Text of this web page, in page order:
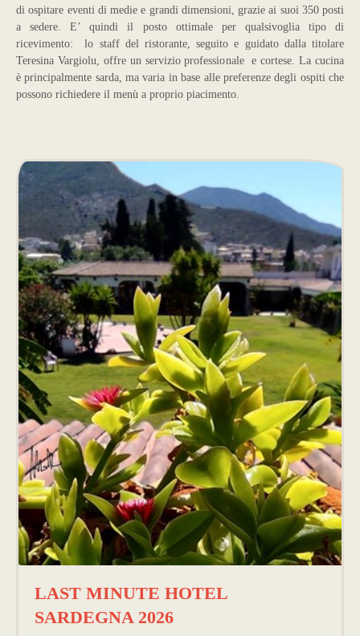
di ospitare eventi di medie e grandi dimensioni, grazie ai suoi 350 posti
a sedere. E’ quindi il posto ottimale per qualsivoglia tipo di
ricevimento: lo staff del ristorante, seguito e guidato dalla titolare
Teresina Vargiolu, offre un servizio professionale e cortese. La cucina
è principalmente sarda, ma varia in base alle preferenze degli ospiti che
possono richiedere il menù a proprio piacimento.
LAST MINUTE HOTEL
SARDEGNA 2026